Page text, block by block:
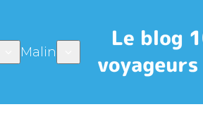
Malin